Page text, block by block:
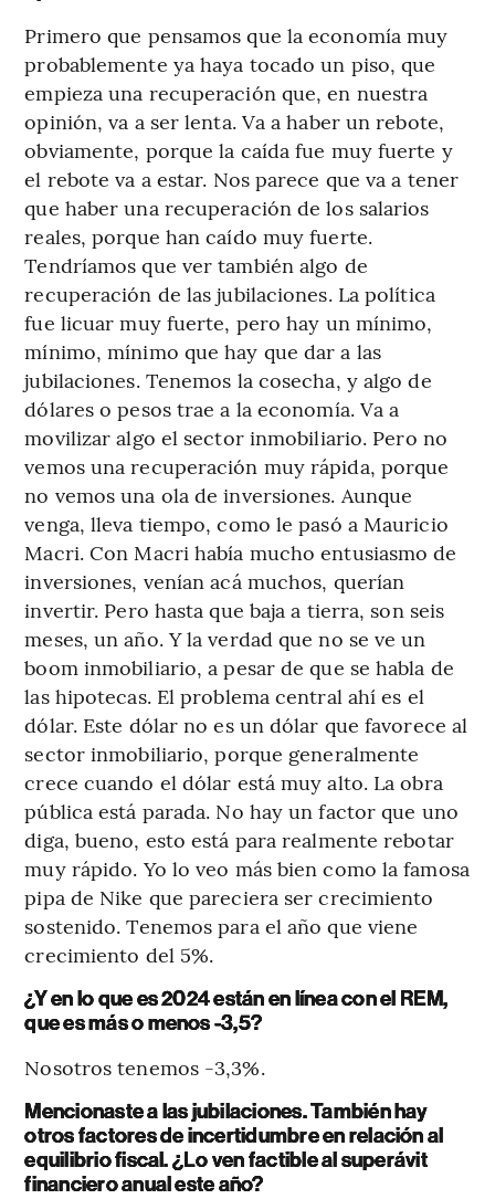
Primero que pensamos que la economía muy
probablemente ya haya tocado un piso, que
empieza una recuperación que, en nuestra
opinión, va a ser lenta. Va a haber un rebote,
obviamente, porque la caída fue muy fuerte y
el rebote va a estar. Nos parece que va a tener
que haber una recuperación de los salarios
reales, porque han caído muy fuerte.
Tendríamos que ver también algo de
recuperación de las jubilaciones. La política
fue licuar muy fuerte, pero hay un mínimo,
mínimo, mínimo que hay que dar a las
jubilaciones. Tenemos la cosecha, y algo de
dólares o pesos trae a la economía. Va a
movilizar algo el sector inmobiliario. Pero no
vemos una recuperación muy rápida, porque
no vemos una ola de inversiones. Aunque
venga, lleva tiempo, como le pasó a Mauricio
Macri. Con Macri había mucho entusiasmo de
inversiones, venían acá muchos, querían
invertir. Pero hasta que baja a tierra, son seis
meses, un año. Y la verdad que no se ve un
boom inmobiliario, a pesar de que se habla de
las hipotecas. El problema central ahí es el
dólar. Este dólar no es un dólar que favorece al
sector inmobiliario, porque generalmente
crece cuando el dólar está muy alto. La obra
pública está parada. No hay un factor que uno
diga, bueno, esto está para realmente rebotar
muy rápido. Yo lo veo más bien como la famosa
pipa de Nike que pareciera ser crecimiento
sostenido. Tenemos para el año que viene
crecimiento del 5%.
¿Y en lo que es 2024 están en línea con el REM,
que es más o menos -3,5?
Nosotros tenemos -3,3%.
Mencionaste a las jubilaciones. También hay
otros factores de incertidumbre en relación al
equilibrio fiscal. ¿Lo ven factible al superávit
financiero anual este año?